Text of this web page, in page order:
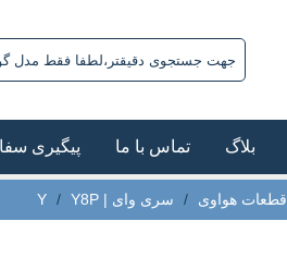
بلاگ تماس با ما پیگیری
قطعات هواوی / سری وای | Y / Y8P